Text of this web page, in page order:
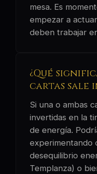
mesa. Es
empezar a
deben trabajar
¿Qué
cartas sale
Si una o ambas
invertidas en la
de energía.
experimentando
desequilibrio
Templanza) o